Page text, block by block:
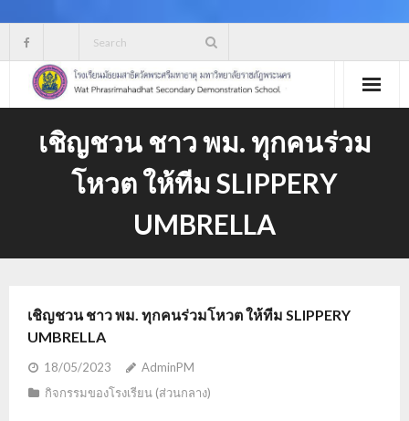
content
เชิญชวน ชาว พม. ทุกคนร่วม
โหวต ให้ทีม SLIPPERY
UMBRELLA
เชิญชวน ชาว พม. ทุกคนร่วมโหวต ให้ทีม SLIPPERY
UMBRELLA
18/05/2023
AdminPM
กิจกรรมของโรงเรียน (ส่วนกลาง)